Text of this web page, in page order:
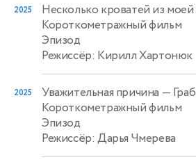
2025 Несколько кроватей из
Короткометражный фильм
Эпизод
Режиссёр: Кирилл Хартонюк
2025 Уважительная причина —
Короткометражный фильм
Эпизод
Режиссёр: Дарья Чмерева